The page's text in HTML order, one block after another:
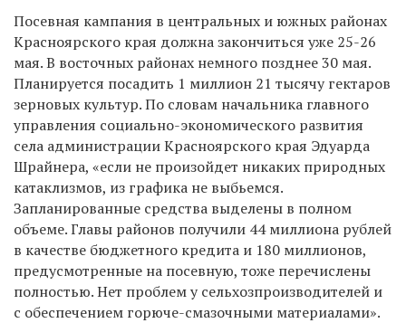
Посевная кампания в центральных и южных районах
Красноярского края должна закончиться уже 25-26
мая. В восточных районах немного позднее 30 мая.
Планируется посадить 1 миллион 21 тысячу гектаров
зерновых культур. По словам начальника главного
управления социально-экономического развития
села администрации Красноярского края Эдуарда
Шрайнера, «если не произойдет никаких природных
катаклизмов, из графика не выбьемся.
Запланированные средства выделены в полном
объеме. Главы районов получили 44 миллиона рублей
в качестве бюджетного кредита и 180 миллионов,
предусмотренные на посевную, тоже перечислены
полностью. Нет проблем у сельхозпроизводителей и
с обеспечением горюче-смазочными материалами».